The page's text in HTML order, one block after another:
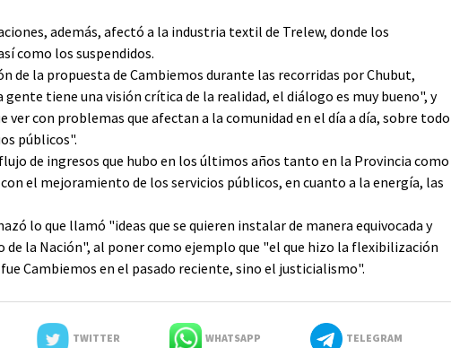
además, afectó a la industria textil de Trelew, donde los
como los suspendidos.
de la propuesta de Cambiemos durante las recorridas por Chubut,
gente tiene una visión crítica de la realidad, el diálogo es muy bueno", y
con problemas que afectan a la comunidad en el día a día, sobre todo
públicos".
de ingresos que hubo en los últimos años tanto en la Provincia como
el mejoramiento de los servicios públicos, en cuanto a la energía, las
lo que llamó "ideas que se quieren instalar de manera equivocada y
la Nación", al poner como ejemplo que "el que hizo la flexibilización
Cambiemos en el pasado reciente, sino el justicialismo".
TWITTER WHATSAPP TELEGRAM